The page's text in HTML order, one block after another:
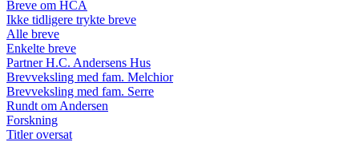
Breve om HCA
Ikke tidligere trykte breve
Alle breve
Enkelte breve
Partner H.C. Andersens Hus
Brevveksling med fam. Melchior
Brevveksling med fam. Serre
Rundt om Andersen
Forskning
Titler oversat